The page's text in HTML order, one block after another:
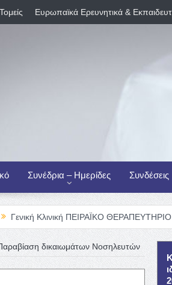
Ευρωπαϊκά Ερευνητικά &
Συνέδρια – Ημερίδες Συνδέσεις
ΠΕΙΡΑΪΚΟ ΘΕΡΑΠΕΥΤΗΡΙΟ Α. Ε. –
δικαιωμάτων Νοσηλευτών